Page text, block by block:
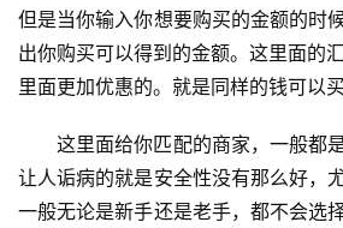
但是当你输入你想要购买的金额的时
出你购买可以得到的金额。这里面的
里面更加优惠的。就是同样的钱可以
这里面给你匹配的商家，一般都
让人诟病的就是安全性没有那么好，
一般无论是新手还是老手，都不会选